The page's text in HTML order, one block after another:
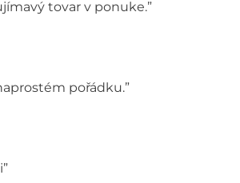
tovar v ponuke.”
pořádku.”